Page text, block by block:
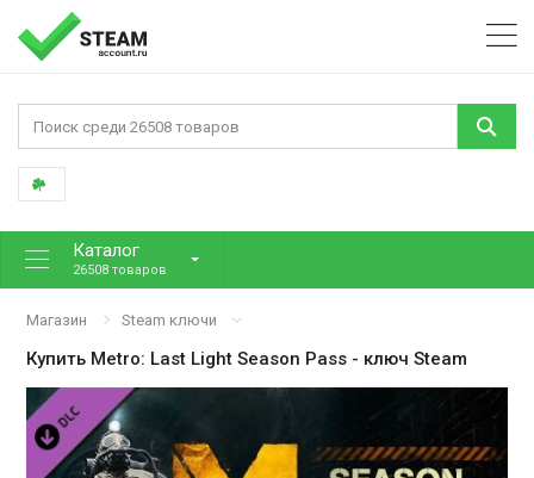
Каталог
26508 товаров
Магазин Steam ключи
Купить Metro: Last Light Season Pass - ключ Steam